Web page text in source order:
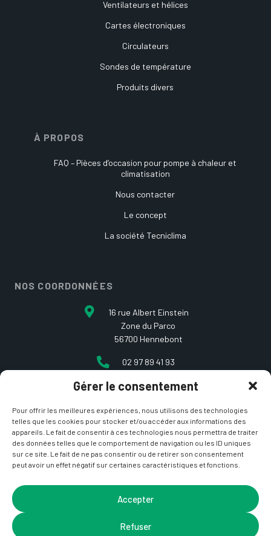
Gérer le consentement
Pour offrir les meilleures expériences, nous utilisons des technologies
telles que les cookies pour stocker et/ou accéder aux informations des
appareils. Le fait de consentir à ces technologies nous permettra de traiter
des données telles que le comportement de navigation ou les ID uniques
sur ce site. Le fait de ne pas consentir ou de retirer son consentement
peut avoir un effet négatif sur certaines caractéristiques et fonctions.
Accepter
Refuser
Ventilateurs et hélices
Cartes électroniques
Circulateurs
Sondes de température
Produits divers
À PROPOS
FAQ – Pièces d’occasion pour pompe à chaleur et
climatisation
Nous contacter
Le concept
La société Tecniclima
NOS COORDONNÉES
16 rue Albert Einstein
Zone du Parco
56700 Hennebont
02 97 89 41 93
contact@etcarepart.com
CGV– Site développé parLa Coquille Web– Design par
Nicotam